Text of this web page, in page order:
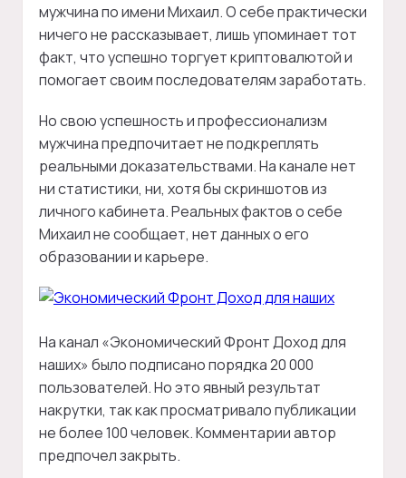
мужчина по имени Михаил. О себе практически
ничего не рассказывает, лишь упоминает тот
факт, что успешно торгует криптовалютой и
помогает своим последователям заработать.
Но свою успешность и профессионализм
мужчина предпочитает не подкреплять
реальными доказательствами. На канале нет
ни статистики, ни, хотя бы скриншотов из
личного кабинета. Реальных фактов о себе
Михаил не сообщает, нет данных о его
образовании и карьере.
На канал «Экономический Фронт Доход для
наших» было подписано порядка 20 000
пользователей. Но это явный результат
накрутки, так как просматривало публикации
не более 100 человек. Комментарии автор
предпочел закрыть.